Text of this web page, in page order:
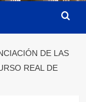
DE LAS
REAL DE